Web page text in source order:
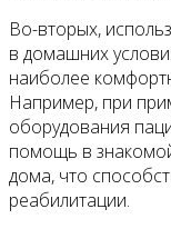
Во-вторых,
в домашних
наиболее
Например, при
оборудования
помощь в
дома, что
реабилитации.